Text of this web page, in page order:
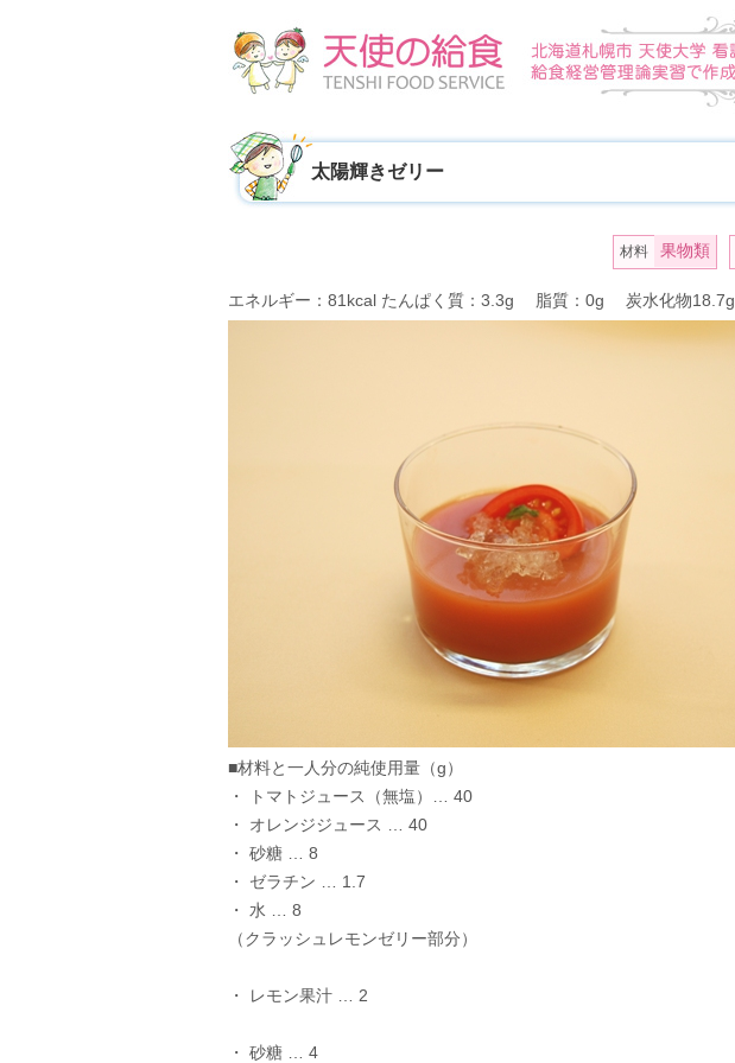
太陽輝きゼリー
材料 果物類
エネルギー：81kcal たんぱく質：3.3g 脂質：0g 炭水化物18.7g
■材料と一人分の純使用量（g）
・ トマトジュース（無塩）… 40
・ オレンジジュース … 40
・ 砂糖 … 8
・ ゼラチン … 1.7
・ 水 … 8
（クラッシュレモンゼリー部分）
・ レモン果汁 … 2
・ 砂糖 … 4